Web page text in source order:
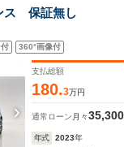
ス 保証無し
360°画像付
支払総額
180.3万円
通常ローン 月々35,300
年式 2023年